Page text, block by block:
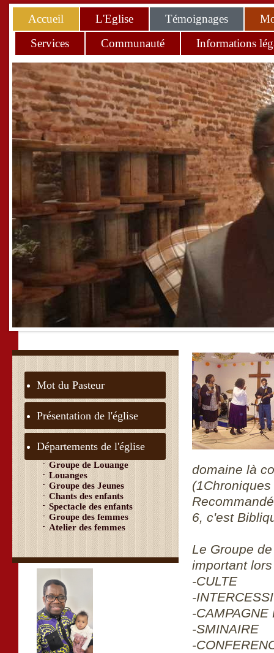
Accueil L'Eglise Témoignages
Services
Communauté Informations
Mot du Pasteur
Présentation de l'église
Départements de l'église
Groupe de Louange
Louanges
Groupe des Jeunes
Chants des enfants
Spectacle des enfants
Groupe des femmes
Atelier des femmes
domaine là
6, c'est
Le Groupe
important
-CULTE
-
-CAMPAGNE
-SMINAIRE
-